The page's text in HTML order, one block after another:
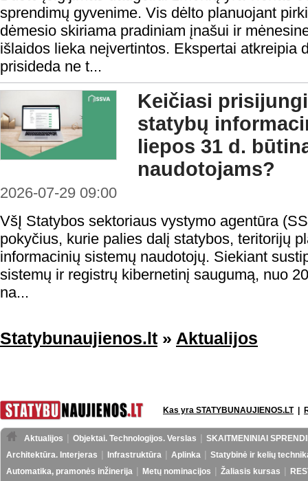
sprendimų gyvenime. Vis dėlto planuojant
dėmesio skiriama pradiniam įnašui ir
išlaidos lieka neįvertintos. Ekspertai atkreipia
prisideda ne t...
Keičiasi
statybų
liepos 31 d.
naudotojams?
2026-07-29 09:00
VšĮ Statybos sektoriaus vystymo agentūra
pokyčius, kurie palies dalį statybos, teritorijų
informacinių sistemų naudotojų. Siekiant
sistemų ir registrų kibernetinį saugumą, nuo
na...
Statybunaujienos.lt » Aktualijos
Kas yra STATYBUNAUJIENOS.LT|
Aktualijos Objektai. Technologijos. Verslas
SKAITMENINIAI
Architektūra. Interjeras
Infrastruktūra Aplinka
Statybinė ir kelių
Automatika, pramonės inžinerija
Metų nominacijos Žaliasis kursas